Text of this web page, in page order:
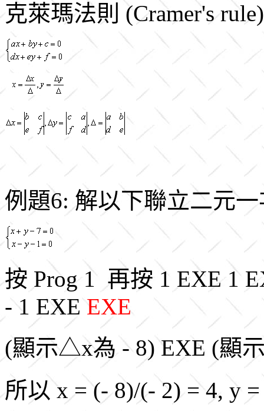
克萊瑪法則 (Cramer's rule)
例題6: 解以下聯立二元
按 Prog 1 再按 1 EXE 1
- 1 EXE EXE
(顯示△x為 - 8) EXE (顯
所以 x = (- 8)/(- 2) = 4, y